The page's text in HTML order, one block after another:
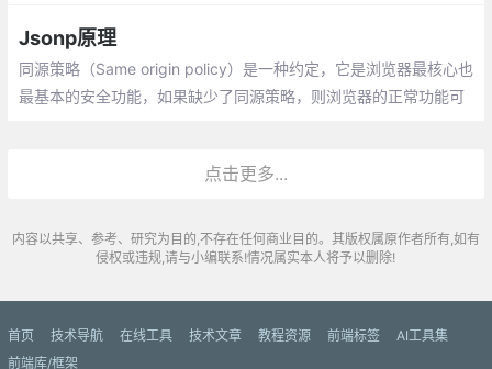
象序列化为字符串部分介绍进行了详细的介绍。
Jsonp原理
同源策略（Same origin policy）是一种约定，它是浏览器最核心也
最基本的安全功能，如果缺少了同源策略，则浏览器的正常功能可
点击更多...
内容以共享、参考、研究为目的,不存在任何商业目的。其版权属原作者所有,如有
侵权或违规,请与小编联系!情况属实本人将予以删除!
首页 技术导航 在线工具 技术文章 教程资源 前端标签
AI工具集
前端库/框架